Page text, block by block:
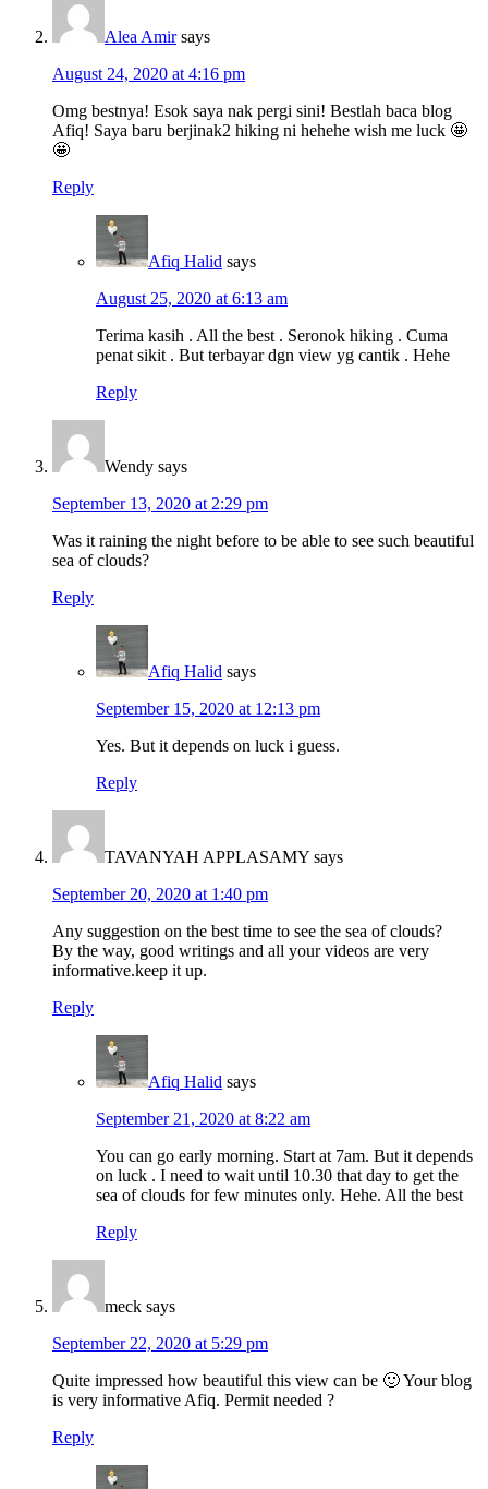
Alea Amir says
August 24, 2020 at 4:16 pm
Omg bestnya! Esok saya nak pergi sini! Bestlah baca blog
Afiq! Saya baru berjinak2 hiking ni hehehe wish me luck 🤩
🤩
Reply
Afiq Halid says
August 25, 2020 at 6:13 am
Terima kasih . All the best . Seronok hiking . Cuma
penat sikit . But terbayar dgn view yg cantik . Hehe
Reply
Wendy says
September 13, 2020 at 2:29 pm
Was it raining the night before to be able to see such beautiful
sea of clouds?
Reply
Afiq Halid says
September 15, 2020 at 12:13 pm
Yes. But it depends on luck i guess.
Reply
TAVANYAH APPLASAMY says
September 20, 2020 at 1:40 pm
Any suggestion on the best time to see the sea of clouds?
By the way, good writings and all your videos are very
informative.keep it up.
Reply
Afiq Halid says
September 21, 2020 at 8:22 am
You can go early morning. Start at 7am. But it depends
on luck . I need to wait until 10.30 that day to get the
sea of clouds for few minutes only. Hehe. All the best
Reply
meck says
September 22, 2020 at 5:29 pm
Quite impressed how beautiful this view can be 🙂 Your blog
is very informative Afiq. Permit needed ?
Reply